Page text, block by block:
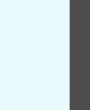
die Bedürfnisse